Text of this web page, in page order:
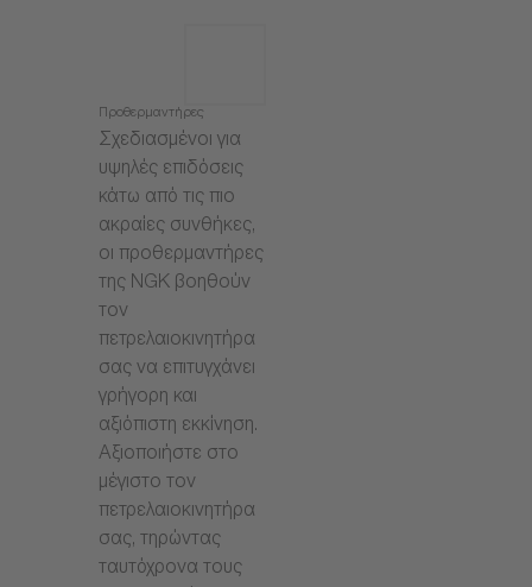
Προθερμαντήρες
Σχεδιασμένοι για
υψηλές επιδόσεις
κάτω από τις πιο
ακραίες συνθήκες,
οι προθερμαντήρες
της NGK βοηθούν
τον
πετρελαιοκινητήρα
σας να επιτυγχάνει
γρήγορη και
αξιόπιστη εκκίνηση.
Αξιοποιήστε στο
μέγιστο τον
πετρελαιοκινητήρα
σας, τηρώντας
ταυτόχρονα τους